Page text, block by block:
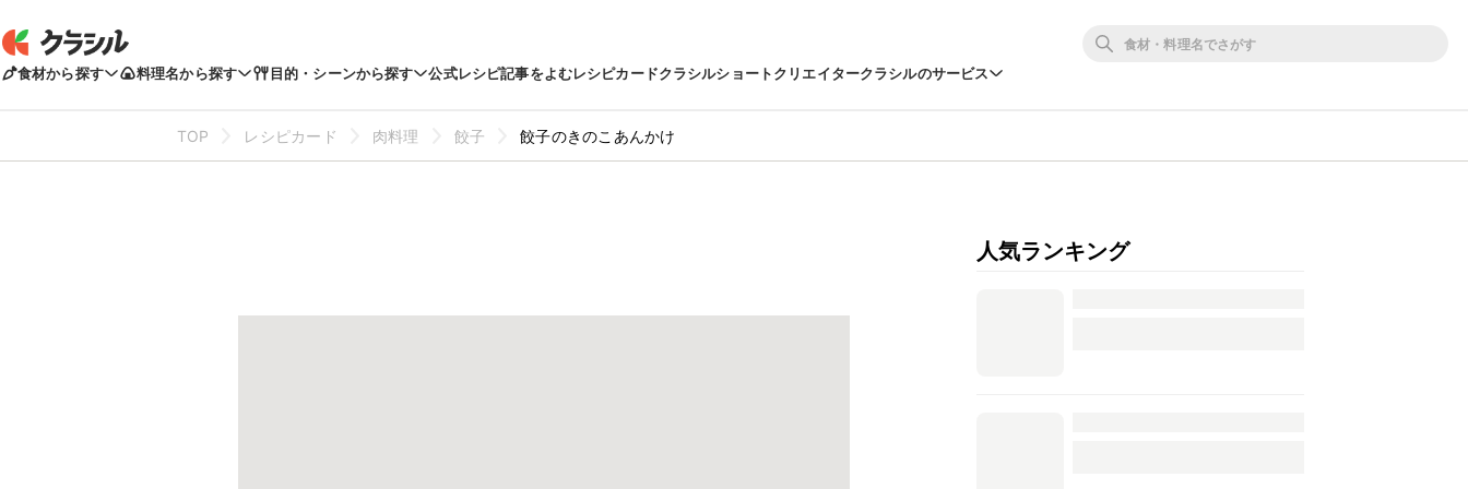
食材から探す 料理名から探す 目的・シーンから探す 公式レシピ記事をよむレシピカードクラシルショートクリエイタークラシルのサービス
TOP レシピカード 肉料理 餃子 餃子のきのこあんかけ
人気ランキング